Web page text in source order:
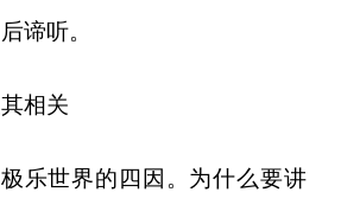
谛听。
相关
乐世界的四因。为什么要讲